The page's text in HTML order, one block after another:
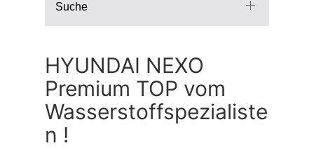
Suche
HYUNDAI NEXO
Premium TOP vom
Wasserstoffspezialiste
n !